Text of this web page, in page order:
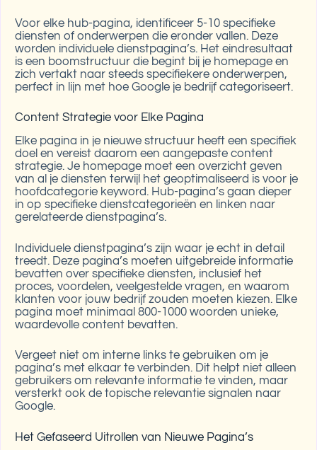
Voor elke hub-pagina, identificeer 5-10 specifieke
diensten of onderwerpen die eronder vallen. Deze
worden individuele dienstpagina’s. Het eindresultaat
is een boomstructuur die begint bij je homepage en
zich vertakt naar steeds specifiekere onderwerpen,
perfect in lijn met hoe Google je bedrijf categoriseert.
Content Strategie voor Elke Pagina
Elke pagina in je nieuwe structuur heeft een specifiek
doel en vereist daarom een aangepaste content
strategie. Je homepage moet een overzicht geven
van al je diensten terwijl het geoptimaliseerd is voor je
hoofdcategorie keyword. Hub-pagina’s gaan dieper
in op specifieke dienstcategorieën en linken naar
gerelateerde dienstpagina’s.
Individuele dienstpagina’s zijn waar je echt in detail
treedt. Deze pagina’s moeten uitgebreide informatie
bevatten over specifieke diensten, inclusief het
proces, voordelen, veelgestelde vragen, en waarom
klanten voor jouw bedrijf zouden moeten kiezen. Elke
pagina moet minimaal 800-1000 woorden unieke,
waardevolle content bevatten.
Vergeet niet om interne links te gebruiken om je
pagina’s met elkaar te verbinden. Dit helpt niet alleen
gebruikers om relevante informatie te vinden, maar
versterkt ook de topische relevantie signalen naar
Google.
Het Gefaseerd Uitrollen van Nieuwe Pagina’s